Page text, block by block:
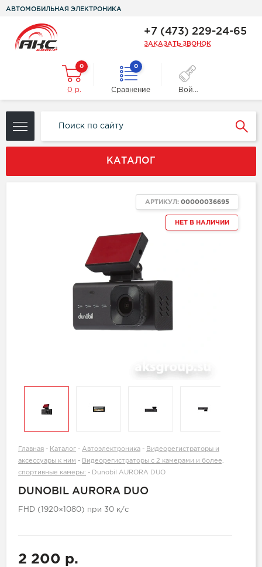
АВТОМОБИЛЬНАЯ ЭЛЕКТРОНИКА
+7 (473) 229-24-65
ЗАКАЗАТЬ ЗВОНОК
0
0 р.
0
Сравнение Войти
КАТАЛОГ
НЕТ В НАЛИЧИИ
АРТИКУЛ: 00000036695
Главная - Каталог - Автоэлектроника - Видеорегистраторы и
аксессуары к ним - Видеорегистраторы с 2 камерами и более,
спортивные камеры: - Dunobil AURORA DUO
DUNOBIL AURORA DUO
FHD (1920×1080) при 30 к/с
2 200 р.